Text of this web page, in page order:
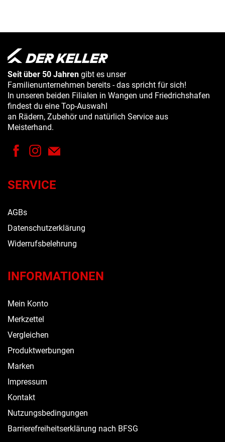
Seit über 50 Jahren gibt es unser
Familienunternehmen bereits - das spricht für sich!
In unseren beiden Filialen in Wangen und Friedrichshafen
findest du eine Top-Auswahl
an Rädern, Zubehör und natürlich Service aus
Meisterhand.
SERVICE
AGBs
Datenschutzerklärung
Widerrufsbelehrung
INFORMATIONEN
Mein Konto
Merkzettel
Vergleichen
Produktwerbungen
Marken
Impressum
Kontakt
Nutzungsbedingungen
Barrierefreiheitserklärung nach BFSG